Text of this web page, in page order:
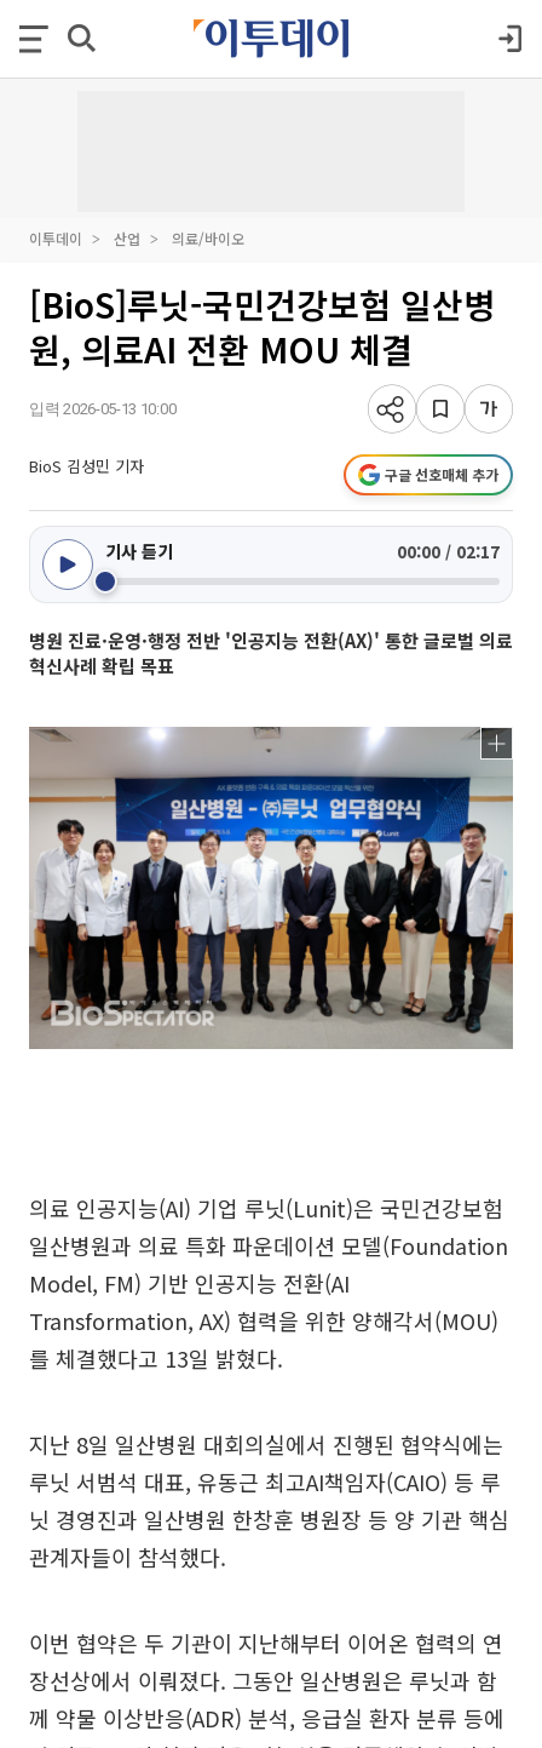
이투데이 산업 의료/바이오
[BioS]루닛-국민건강보험 일산병
원, 의료AI 전환 MOU 체결
입력 2026-05-13 10:00
BioS 김성민 기자 구글 선호매체 추가
기사 듣기 00:00 / 02:17
병원 진료·운영·행정 전반 '인공지능 전환(AX)' 통한 글로벌 의료
혁신사례 확립 목표
의료 인공지능(AI) 기업 루닛(Lunit)은 국민건강보험
일산병원과 의료 특화 파운데이션 모델(Foundation
Model, FM) 기반 인공지능 전환(AI
Transformation, AX) 협력을 위한 양해각서(MOU)
를 체결했다고 13일 밝혔다.
지난 8일 일산병원 대회의실에서 진행된 협약식에는
루닛 서범석 대표, 유동근 최고AI책임자(CAIO) 등 루
닛 경영진과 일산병원 한창훈 병원장 등 양 기관 핵심
관계자들이 참석했다.
이번 협약은 두 기관이 지난해부터 이어온 협력의 연
장선상에서 이뤄졌다. 그동안 일산병원은 루닛과 함
께 약물 이상반응(ADR) 분석, 응급실 환자 분류 등에